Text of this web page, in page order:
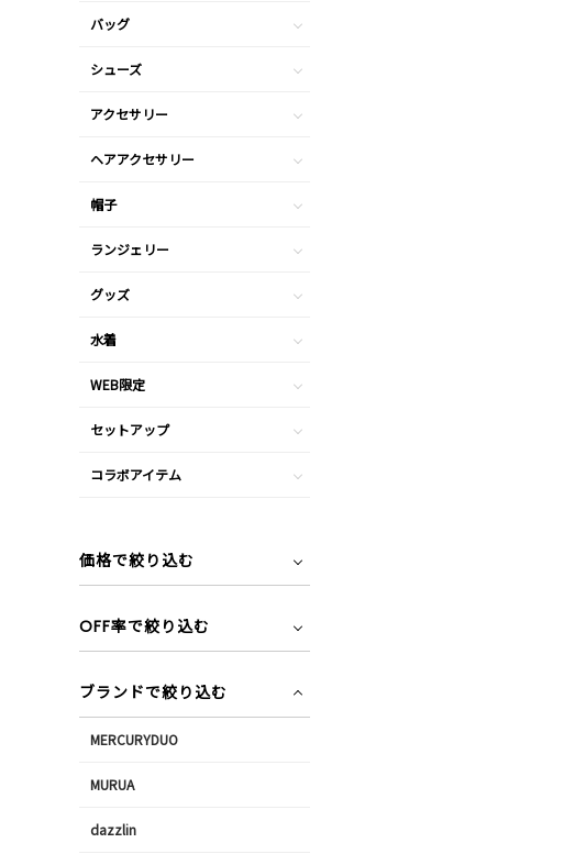
バッグ
シューズ
アクセサリー
ヘアアクセサリー
帽子
ランジェリー
グッズ
水着
WEB限定
セットアップ
コラボアイテム
価格で絞り込む
OFF率で絞り込む
ブランドで絞り込む
MERCURYDUO
MURUA
dazzlin